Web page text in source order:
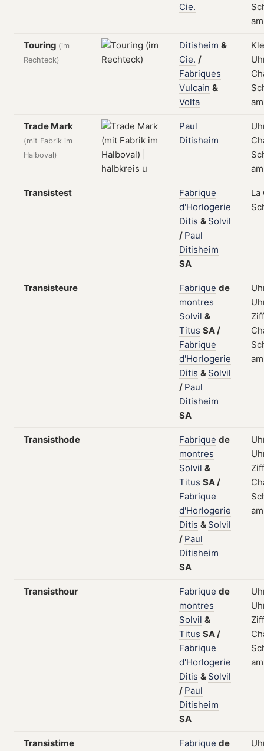
Cie.
Touring (im
Rechteck)
Ditisheim &
Cie. /
Fabriques
Vulcain &
Volta
Trade Mark
(mit Fabrik im
Halboval)
Paul
Ditisheim
Transistest
Fabrique
d'Horlogerie
Ditis & Solvil
/ Paul
Ditisheim
SA
La
Transisteure Fabrique de
montres
Solvil &
Titus SA/
Fabrique
d'Horlogerie
Ditis & Solvil
/ Paul
Ditisheim
SA
Transisthode Fabrique de
montres
Solvil &
Titus SA/
Fabrique
d'Horlogerie
Ditis & Solvil
/ Paul
Ditisheim
SA
Transisthour Fabrique de
montres
Solvil &
Titus SA/
Fabrique
d'Horlogerie
Ditis & Solvil
/ Paul
Ditisheim
SA
Transistime Fabrique de